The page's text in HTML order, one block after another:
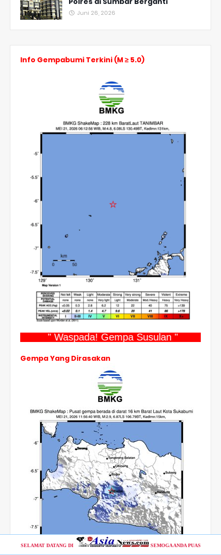
Juni 26, 2026
Info Gempabumi Terkini (M ≥ 5.0)
" Waspada! Gempa Susulan "
Gempa Yang Dirasakan
SELAMAT DATANG DI SEMOGA ANDA PUAS